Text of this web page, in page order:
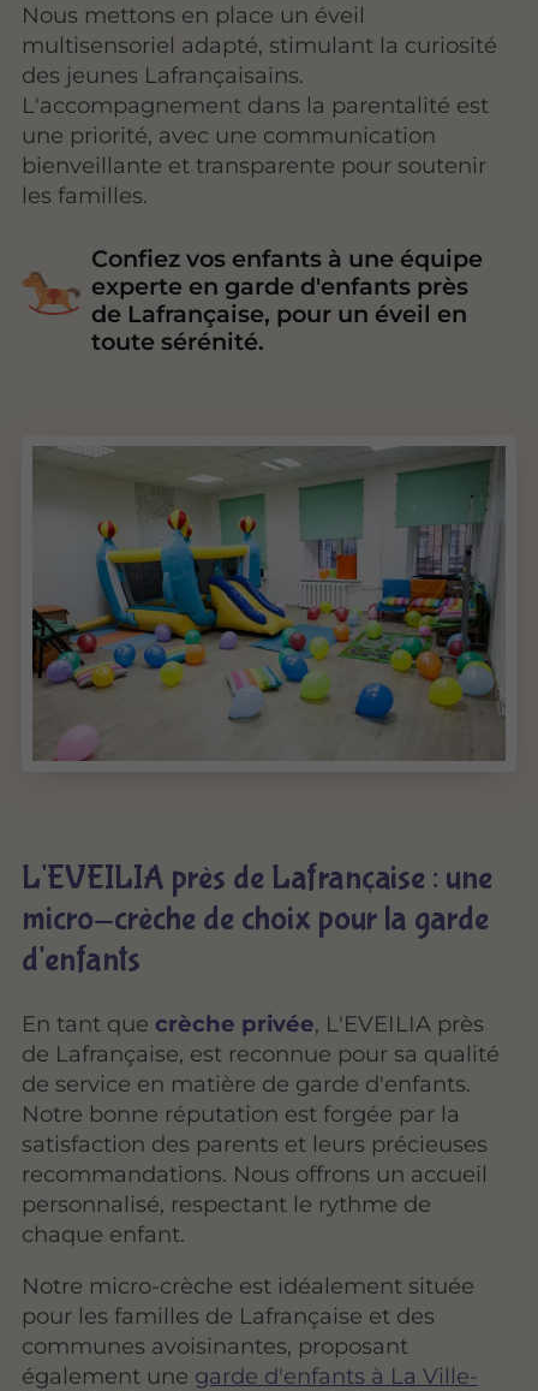
Nous mettons en place un éveil
multisensoriel adapté, stimulant la curiosité
des jeunes Lafrançaisains.
L'accompagnement dans la parentalité est
une priorité, avec une communication
bienveillante et transparente pour soutenir
les familles.
Confiez vos enfants à une équipe
experte en garde d'enfants près
de Lafrançaise, pour un éveil en
toute sérénité.
L'EVEILIA près de Lafrançaise : une
micro-crèche de choix pour la garde
d'enfants
En tant que crèche privée, L'EVEILIA près
de Lafrançaise, est reconnue pour sa qualité
de service en matière de garde d'enfants.
Notre bonne réputation est forgée par la
satisfaction des parents et leurs précieuses
recommandations. Nous offrons un accueil
personnalisé, respectant le rythme de
chaque enfant.
Notre micro-crèche est idéalement située
pour les familles de Lafrançaise et des
communes avoisinantes, proposant
également une garde d'enfants à La Ville-